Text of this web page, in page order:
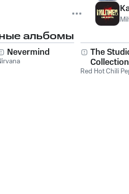
альбомы
Nevermind
The
Collection
Red Hot Chili